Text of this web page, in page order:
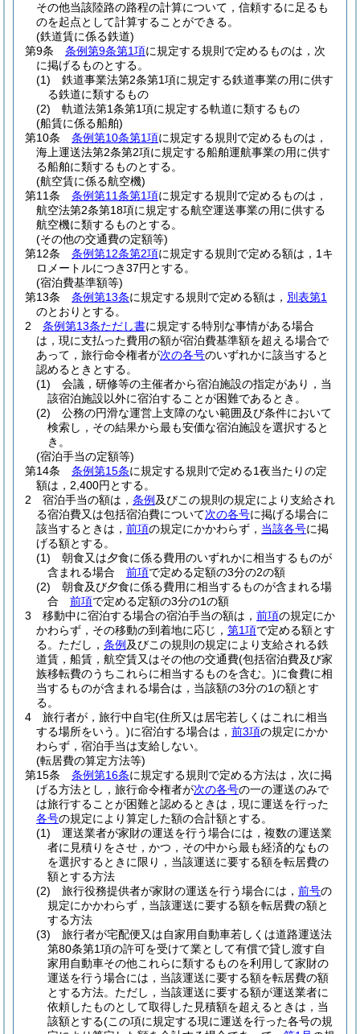
その他当該陸路の路程の計算について，信頼するに足るも
のを起点として計算することができる。
(鉄道賃に係る鉄道)
第9条
条例第9条第1項に規定する規則で定めるものは，次
に掲げるものとする。
(1)
鉄道事業法第2条第1項に規定する鉄道事業の用に供す
る鉄道に類するもの
(2)
軌道法第1条第1項に規定する軌道に類するもの
(船賃に係る船舶)
第10条
条例第10条第1項に規定する規則で定めるものは，
海上運送法第2条第2項に規定する船舶運航事業の用に供す
る船舶に類するものとする。
(航空賃に係る航空機)
第11条
条例第11条第1項に規定する規則で定めるものは，
航空法第2条第18項に規定する航空運送事業の用に供する
航空機に類するものとする。
(その他の交通費の定額等)
第12条
条例第12条第2項に規定する規則で定める額は，1キ
ロメートルにつき37円とする。
(宿泊費基準額等)
第13条
条例第13条に規定する規則で定める額は， 別表第1
のとおりとする。
2
条例第13条ただし書に規定する特別な事情がある場合
は，現に支払った費用の額が宿泊費基準額を超える場合で
あって，旅行命令権者が次の各号のいずれかに該当すると
認めるときとする。
(1)
会議，研修等の主催者から宿泊施設の指定があり，当
該宿泊施設以外に宿泊することが困難であるとき。
(2)
公務の円滑な運営上支障のない範囲及び条件において
検索し，その結果から最も安価な宿泊施設を選択すると
き。
(宿泊手当の定額等)
第14条
条例第15条に規定する規則で定める1夜当たりの定
額は，2,400円とする。
2
宿泊手当の額は， 条例 及びこの規則の規定により支給され
る宿泊費又は包括宿泊費について次の各号に掲げる場合に
該当するときは， 前項の規定にかかわらず， 当該各号に掲
げる額とする。
(1)
朝食又は夕食に係る費用のいずれかに相当するものが
含まれる場合 前項で定める定額の3分の2の額
(2)
朝食及び夕食に係る費用に相当するものが含まれる場
合 前項で定める定額の3分の1の額
3
移動中に宿泊する場合の宿泊手当の額は， 前項の規定にか
かわらず，その移動の到着地に応じ， 第1項で定める額とす
る。 ただし， 条例 及びこの規則の規定により支給される鉄
道賃，船賃，航空賃又はその他の交通費(包括宿泊費及び家
族移転費のうちこれらに相当するものを含む。)に食費に相
当するものが含まれる場合は，当該額の3分の1の額とす
る。
4
旅行者が，旅行中自宅(住所又は居宅若しくはこれに相当
する場所をいう。)に宿泊する場合は， 前3項の規定にかか
わらず，宿泊手当は支給しない。
(転居費の算定方法等)
第15条
条例第16条に規定する規則で定める方法は，次に掲
げる方法とし，旅行命令権者が次の各号の一の運送のみで
は旅行することが困難と認めるときは，現に運送を行った
各号の規定により算定した額の合計額とする。
(1)
運送業者が家財の運送を行う場合には，複数の運送業
者に見積りをさせ，かつ，その中から最も経済的なもの
を選択するときに限り，当該運送に要する額を転居費の
額とする方法
(2)
旅行役務提供者が家財の運送を行う場合には， 前号の
規定にかかわらず，当該運送に要する額を転居費の額と
する方法
(3)
旅行者が宅配便又は自家用自動車若しくは道路運送法
第80条第1項の許可を受けて業として有償で貸し渡す自
家用自動車その他これらに類するものを利用して家財の
運送を行う場合には，当該運送に要する額を転居費の額
とする方法。 ただし，当該運送に要する額が運送業者に
依頼したものとして取得した見積額を超えるときは，当
該額とする(この項に規定する現に運送を行った各号の規